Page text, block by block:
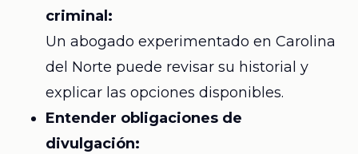
criminal:
Un abogado experimentado en Carolina
del Norte puede revisar su historial y
explicar las opciones disponibles.
Entender obligaciones de
divulgación: